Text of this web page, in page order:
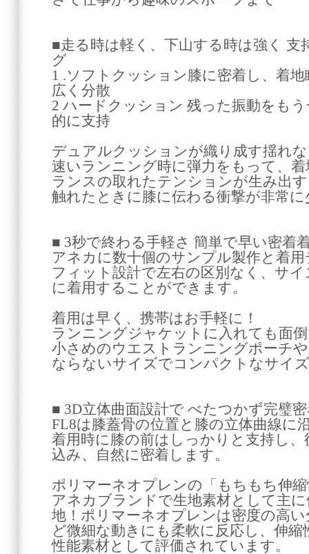
■走る時は軽く、下山する時は強く
グ
1 .ソフトクッション膝に密着し、着
広く分散
2 ハードクッション 残った振動をも
的に支持
デュアルクッションが織り成す揺れ
速いランニング時に弾力をもって、
ランスの取れたテンションが生み出
触れたときに膝に伝わる衝撃が非常
■ 3秒で終わる手軽さ 簡単で早い密着
アネカに数十個のサンプル製作と着
フィット設計で左右の区別なく、サ
に着用することができます。
着用は早く、携帯はお手軽に！
ランニングジャケットに入れても面
小さめのウエストランニングポーチ
ならないサイズでコンパクトなサイ
■ 3D立体曲面設計で べたつかず完璧
FL8は膝蓋骨の位置と膝の立体曲線に
着用時に膝の前はしっかりと支持し
込み、自然に密着します。
ポリマーネオプレンの「もちもち伸
アネカブランドで生地素材として主
地！ポリマーネオプレンは密度の高
ど微細な動きにも柔軟に反応し、伸
性能素材として評価されています。